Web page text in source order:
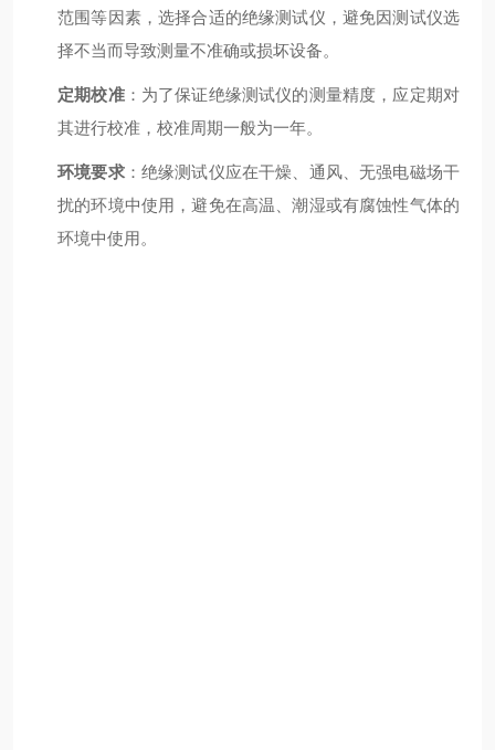
范围等因素，选择合适的绝缘测试仪，避免因测试仪选
择不当而导致测量不准确或损坏设备。
定期校准：为了保证绝缘测试仪的测量精度，应定期对
其进行校准，校准周期一般为一年。
环境要求：绝缘测试仪应在干燥、通风、无强电磁场干
扰的环境中使用，避免在高温、潮湿或有腐蚀性气体的
环境中使用。